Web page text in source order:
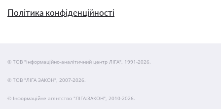
Політика конфіденційності
© ТОВ "інформаційно-аналітичний центр ЛІГА", 1991-2026.
© ТОВ "ЛІГА ЗАКОН", 2007-2026.
© Інформаційне агентство "ЛІГА:ЗАКОН", 2010-2026.